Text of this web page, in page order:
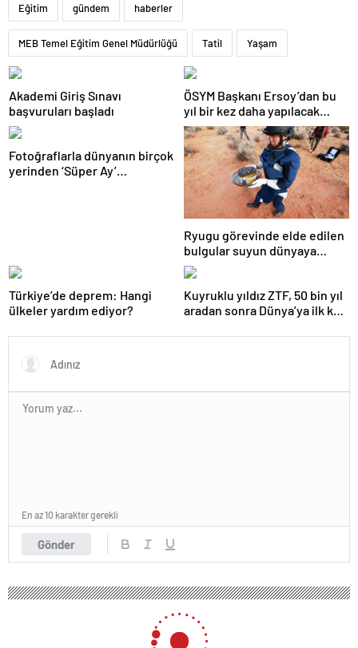
Eğitim gündem haberler
MEB Temel Eğitim Genel Müdürlüğü Tatil Yaşam
Akademi Giriş Sınavı
başvuruları başladı
ÖSYM Başkanı Ersoy’dan bu
yıl bir kez daha yapılacak
YDS’ye ilişkin açıklama
Fotoğraflarla dünyanın birçok
yerinden ‘Süper Ay’
Ryugu görevinde elde edilen
bulgular suyun dünyaya
asteroitlerce getirilmiş
olabileceğini gösteriyor
Türkiye’de deprem: Hangi
ülkeler yardım ediyor?
Kuyruklu yıldız ZTF, 50 bin yıl
aradan sonra Dünya’ya ilk kez
Gönder
En az 10 karakter gerekli